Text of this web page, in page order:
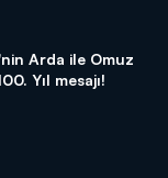
Arda ile Omuz
Yıl mesajı!